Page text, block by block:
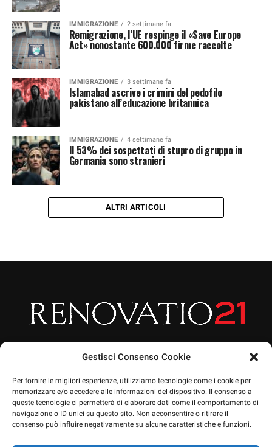
Gestisci Consenso Cookie
Per fornire le migliori esperienze, utilizziamo tecnologie come i cookie per
memorizzare e/o accedere alle informazioni del dispositivo. Il consenso a
queste tecnologie ci permetterà di elaborare dati come il comportamento di
navigazione o ID unici su questo sito. Non acconsentire o ritirare il
consenso può influire negativamente su alcune caratteristiche e funzioni.
IMMIGRAZIONE 2 settimane fa
Remigrazione, l’UE respinge il «Save Europe
Act» nonostante 600.000 firme raccolte
IMMIGRAZIONE 3 settimane fa
Islamabad ascrive i crimini del pedofilo
pakistano all’educazione britannica
IMMIGRAZIONE 4 settimane fa
Il 53% dei sospettati di stupro di gruppo in
Germania sono stranieri
ALTRI ARTICOLI
HOME ARTICOLI CHI SIAMO EVENTI
PRIVACY POLICY
NEWSLETTERA
CONTATTO SOSTIENICI SHOP